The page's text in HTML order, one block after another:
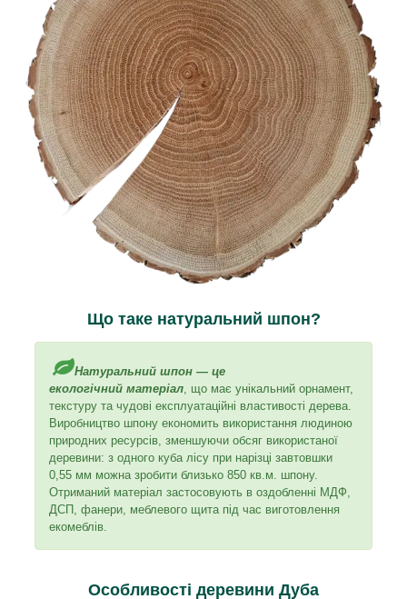
Що таке натуральний шпон?
Натуральний шпон — це
екологічний матеріал , що має унікальний орнамент,
текстуру та чудові експлуатаційні властивості дерева.
Виробництво шпону економить використання людиною
природних ресурсів, зменшуючи обсяг використаної
деревини: з одного куба лісу при нарізці завтовшки
0,55 мм можна зробити близько 850 кв.м. шпону.
Отриманий матеріал застосовують в оздобленні МДФ,
ДСП, фанери, меблевого щита під час виготовлення
екомеблів.
Особливості деревини Дуба